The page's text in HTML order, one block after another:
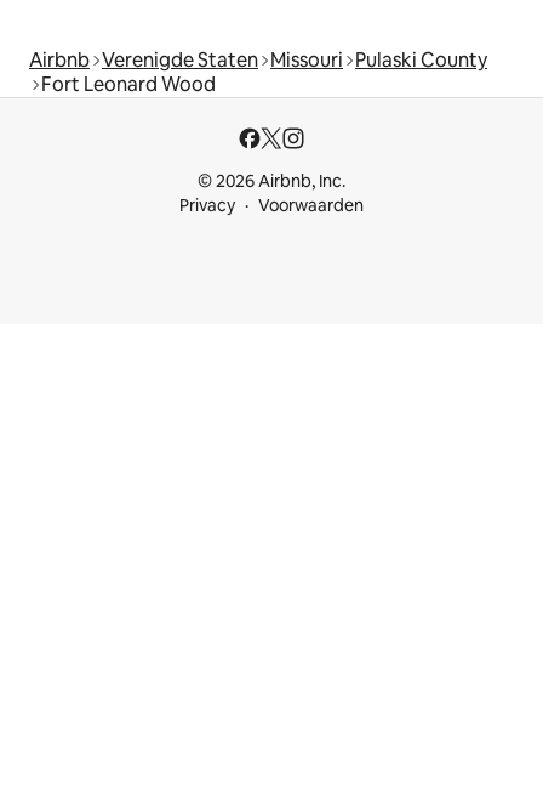
Airbnb Verenigde Staten Missouri Pulaski County
Fort Leonard Wood
© 2026 Airbnb, Inc.
Privacy
Voorwaarden